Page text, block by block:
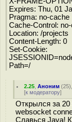
Expires: Thu, 01
Pragma: no-cache
Cache-Control:
Location: /projects
Content-Length: 0
Set-Cookie:
Path=/
2.25 ,Аноним (25
[к модератору]
Открылся за 20
websocket
Славься Java!